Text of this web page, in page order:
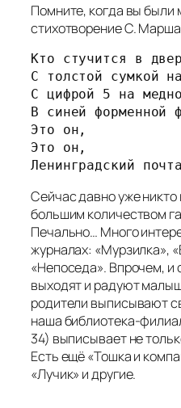
Помните, когда вы были
стихотворение С.
Кто стучится в
С толстой сумкой
С цифрой 5 на
В синей форменной
Это он,
Это он,
Ленинградский
Сейчас давно уже никто
большим количеством
Печально… Много
журналах: «Мурзилка»,
«Непоседа». Впрочем, и
выходят и радуют
родители выписывают
наша библиотека-
34) выписывает не
Есть ещё «Тошка и
«Лучик» и другие.